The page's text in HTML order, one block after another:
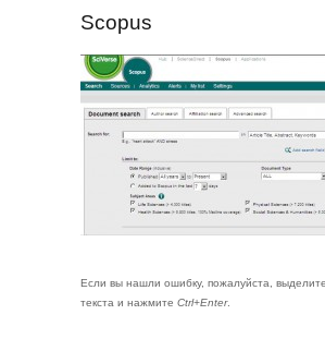
Scopus
Если вы нашли ошибку, пожалуйста,
текста и нажмите Ctrl+Enter.